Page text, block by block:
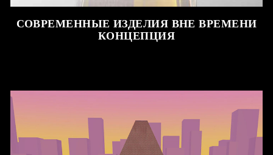
СОВРЕМЕННЫЕ ИЗДЕЛИЯ ВНЕ ВРЕМЕНИ
КОНЦЕПЦИЯ